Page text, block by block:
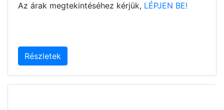
Az árak megtekintéséhez kérjük, LÉPJEN BE!
Részletek